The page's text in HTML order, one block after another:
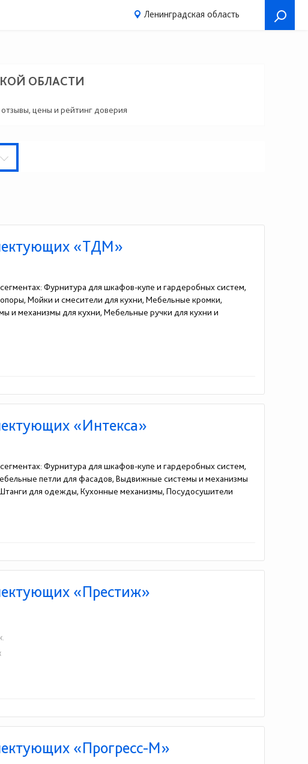
Ленинградская область
ОБЛАСТИ
цены и рейтинг доверия
«ТДМ»
Фурнитура для шкафов-купе и гардеробных систем,
Мойки и смесители для кухни, Мебельные кромки,
и механизмы для кухни, Мебельные ручки для кухни и
«Интекса»
Фурнитура для шкафов-купе и гардеробных систем,
петли для фасадов, Выдвижные системы и механизмы
для одежды, Кухонные механизмы, Посудосушители
«Престиж»
«Прогресс-М»